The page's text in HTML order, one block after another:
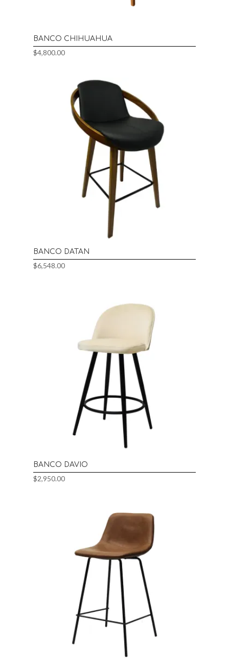
BANCO CHIHUAHUA
$4,800.00
BANCO DATAN
$6,548.00
BANCO DAVIO
$2,950.00